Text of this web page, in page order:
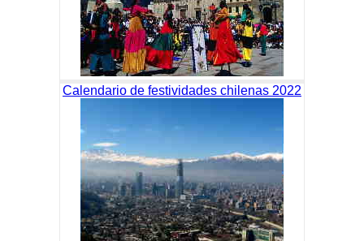
Calendario de festividades chilenas 2022